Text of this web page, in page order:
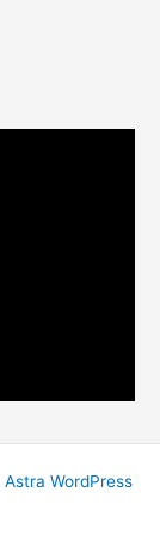
Astra WordPress